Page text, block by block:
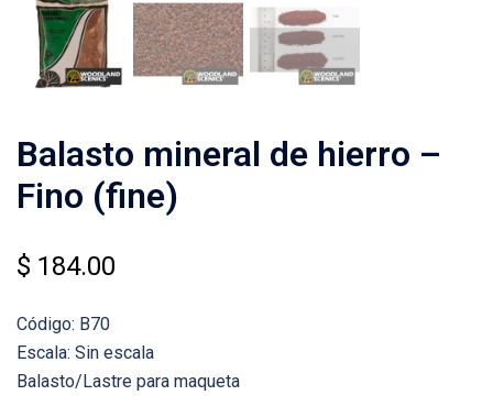
Balasto mineral de hierro –
Fino (fine)
$ 184.00
Código: B70
Escala: Sin escala
Balasto/Lastre para maqueta